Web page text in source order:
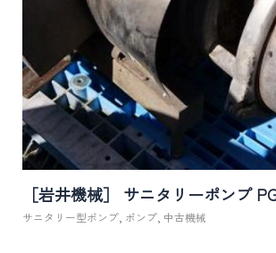
［岩井機械］ サニタリーポンプ
サニタリー型ポンプ, ポンプ, 中古機械